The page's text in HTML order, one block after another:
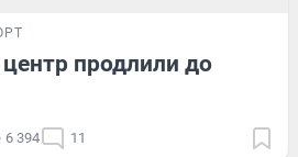
продлили до
6 394 11